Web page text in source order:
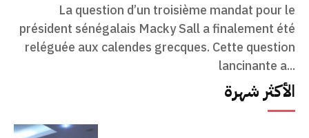
La question d’un troisième mandat pour le
président sénégalais Macky Sall a finalement été
reléguée aux calendes grecques. Cette question
lancinante a...
الأكثر شهرة